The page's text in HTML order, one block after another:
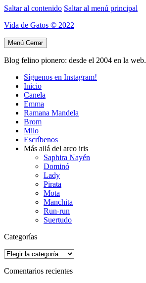
Saltar al contenido Saltar al menú principal
Vida de Gatos © 2022
Menú Cerrar
Blog felino pionero: desde el 2004 en la web.
Síguenos en Instagram!
Inicio
Canela
Emma
Ramana Mandela
Brom
Milo
Escríbenos
Más allá del arco iris
Saphira Nayén
Dominó
Lady
Pirata
Mota
Manchita
Run-run
Suertudo
Categorías
Categorías
Comentarios recientes